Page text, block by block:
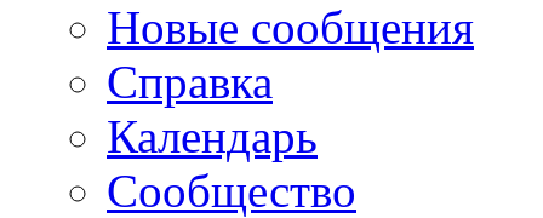
Новые сообщения
Справка
Календарь
Сообщество